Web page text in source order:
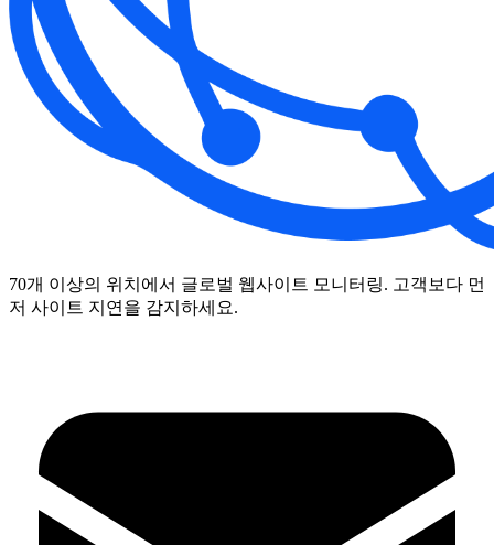
70개 이상의 위치에서 글로벌 웹사이트 모니터링. 고객보다 먼
저 사이트 지연을 감지하세요.